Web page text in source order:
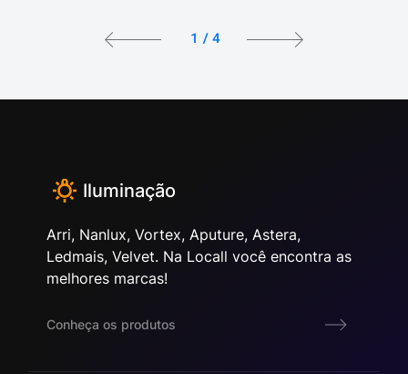
1 / 4
Iluminação
Arri, Nanlux, Vortex, Aputure, Astera,
Ledmais, Velvet. Na Locall você encontra as
melhores marcas!
Conheça os produtos